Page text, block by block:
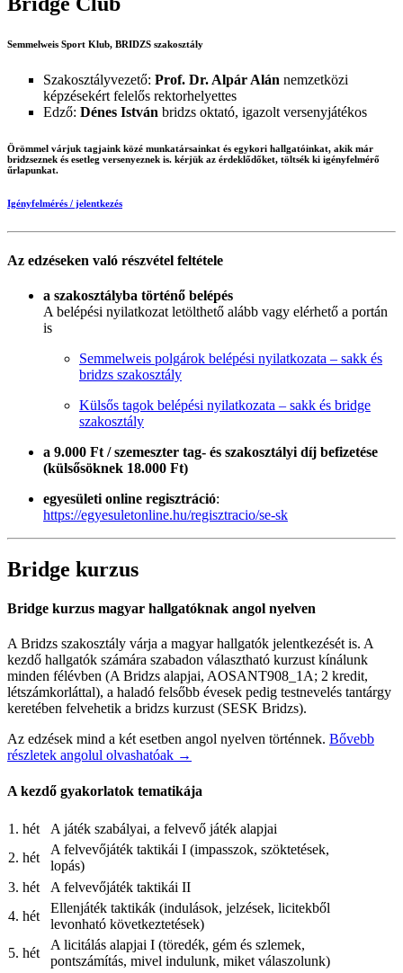
Semmelweis Sport Klub, BRIDZS szakosztály
Szakosztályvezető: Prof. Dr. Alpár Alán nemzetközi
képzésekért felelős rektorhelyettes
Edző: Dénes István bridzs oktató, igazolt versenyjátékos
Örömmel várjuk tagjaink közé munkatársainkat és egykori hallgatóinkat, akik már
bridzseznek és esetleg versenyeznek is. kérjük az érdeklődőket, töltsék ki igényfelmérő
űrlapunkat.
Igényfelmérés / jelentkezés
Az edzéseken való részvétel feltétele
a szakosztályba történő belépés
A belépési nyilatkozat letölthető alább vagy elérhető a portán
is
Semmelweis polgárok belépési nyilatkozata – sakk és
bridzs szakosztály
Külsős tagok belépési nyilatkozata – sakk és bridge
szakosztály
a 9.000 Ft / szemeszter tag- és szakosztályi díj befizetése
(külsősöknek 18.000 Ft)
egyesületi online regisztráció:
https://egyesuletonline.hu/regisztracio/se-sk
Bridge kurzus
Bridge kurzus magyar hallgatóknak angol nyelven
A Bridzs szakosztály várja a magyar hallgatók jelentkezését is. A
kezdő hallgatók számára szabadon választható kurzust kínálunk
minden félévben (A Bridzs alapjai, AOSANT908_1A; 2 kredit,
létszámkorláttal), a haladó felsőbb évesek pedig testnevelés tantárgy
keretében felvehetik a bridzs kurzust (SESK Bridzs).
Az edzések mind a két esetben angol nyelven történnek. Bővebb
részletek angolul olvashatóak →
A kezdő gyakorlatok tematikája
1. hét
A játék szabályai, a felvevő játék alapjai
2. hét
A felvevőjáték taktikái I (impasszok, szöktetések,
lopás)
3. hét
A felvevőjáték taktikái II
4. hét
Ellenjáték taktikák (indulások, jelzések, licitekből
levonható következtetések)
5. hét
A licitálás alapjai I (töredék, gém és szlemek,
pontszámítás, mivel indulunk, miket válaszolunk)